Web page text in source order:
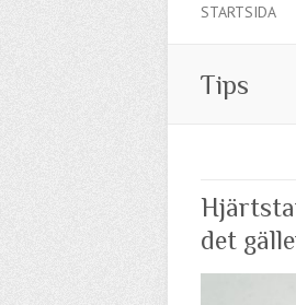
STARTSIDA
Tips
det